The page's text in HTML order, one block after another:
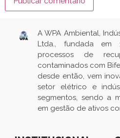
A WPA Ambiental,
Ltda., fundada em
processos de
contaminados com
desde então, vem
setor elétrico e
segmentos, sendo a
em gestão de ativos